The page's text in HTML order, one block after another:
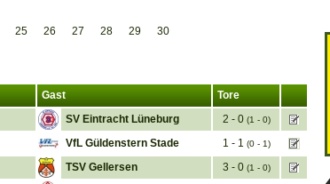
25 26 27 28 29 30
Gast
Tore
SV Eintracht Lüneburg 2 - 0 (1 - 0)
VfL Güldenstern Stade 1 - 1 (0 - 1)
TSV Gellersen 3 - 0 (1 - 0)